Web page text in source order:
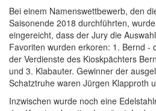
Bei einem Namenswettbewerb, den
Saisonende 2018 durchführten,
eingereicht, dass der Jury die
Favoriten wurden erkoren: 1. Bernd -
der Verdienste des Kioskpächters
und 3. Klabauter. Gewinner der
Schatztruhe waren Jürgen Klapproth
Inzwischen wurde noch eine